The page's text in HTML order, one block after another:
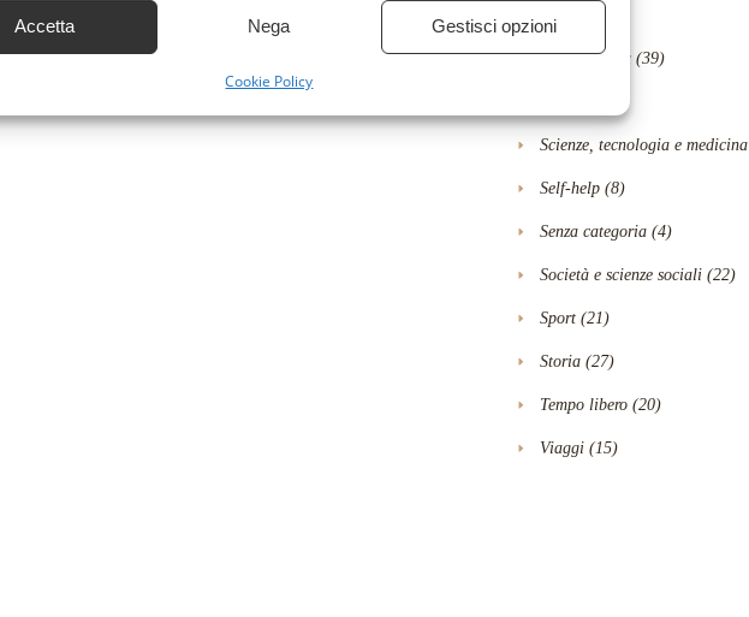
Accetta Nega Gestisci opzioni
Cookie Policy
Religione
Romanzi rosa (39)
Scienze, tecnologia e medicina
Self-help (8)
Senza categoria (4)
Società e scienze sociali (22)
Sport (21)
Storia (27)
Tempo libero (20)
Viaggi (15)